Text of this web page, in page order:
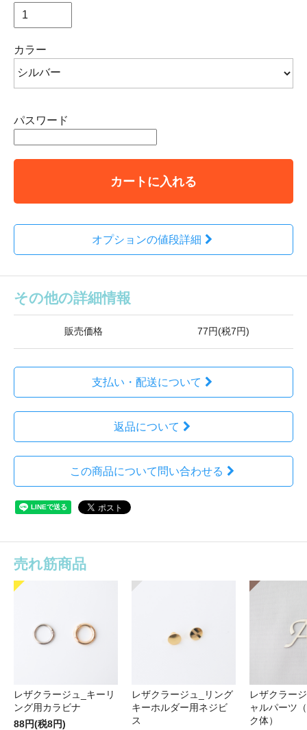
カラー
パスワード
カートに入れる
オプションの値段詳細
その他の詳細情報
販売価格 77円(税7円)
支払い・配送について
返品について
この商品について問い合わせる
売れ筋商品
レザクラージュ_キーリ
ング用カラビナ
88円(税8円)
レザクラージュ_リング
キーホルダー用ネジビ
ス
レザクラー
ャルパーツ
ク体）